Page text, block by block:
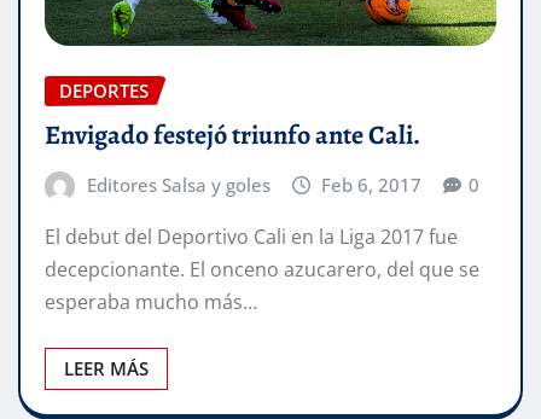
DEPORTES
Envigado festejó triunfo ante Cali.
Editores Salsa y goles Feb 6, 2017 0
El debut del Deportivo Cali en la Liga 2017 fue
decepcionante. El onceno azucarero, del que se
esperaba mucho más…
LEER MÁS